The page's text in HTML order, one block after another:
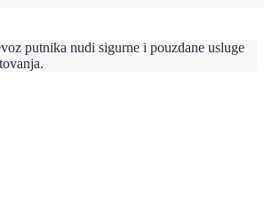
putnika nudi sigurne i pouzdane usluge